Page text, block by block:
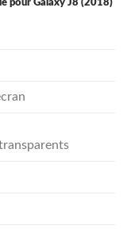
pour Galaxy J8 (2018)